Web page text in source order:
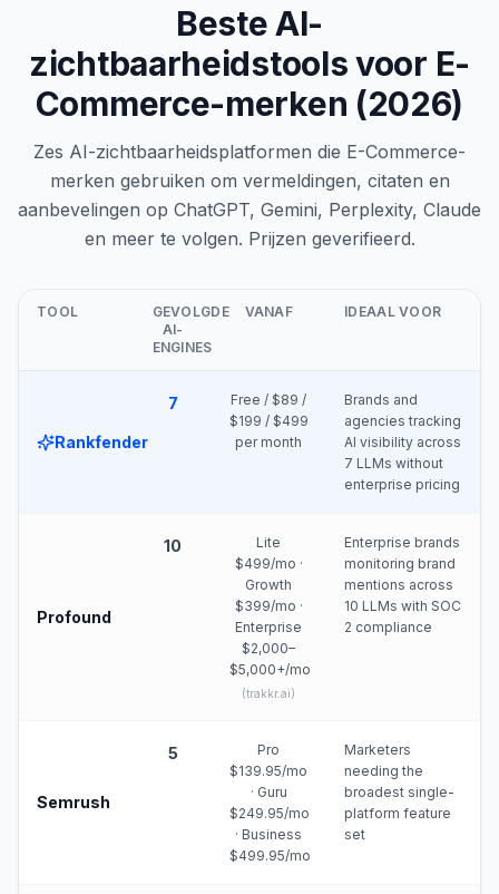
Beste AI-
zichtbaarheidstools voor E-
Commerce-merken (2026)
Zes AI-zichtbaarheidsplatformen die E-Commerce-
merken gebruiken om vermeldingen, citaten en
aanbevelingen op ChatGPT, Gemini, Perplexity, Claude
en meer te volgen. Prijzen geverifieerd.
TOOL
GEVOLGDE
AI-
ENGINES
VANAF IDEAAL VOOR
Rankfender
7
Free / $89 /
$199 / $499
per month
Brands and
agencies tracking
AI visibility across
7 LLMs without
enterprise pricing
Profound
10
Lite
$499/mo ·
Growth
$399/mo ·
Enterprise
$2,000–
$5,000+/mo
(trakkr.ai)
Enterprise brands
monitoring brand
mentions across
10 LLMs with SOC
2 compliance
Semrush
5
Pro
$139.95/mo
· Guru
$249.95/mo
· Business
$499.95/mo
Marketers
needing the
broadest single-
platform feature
set